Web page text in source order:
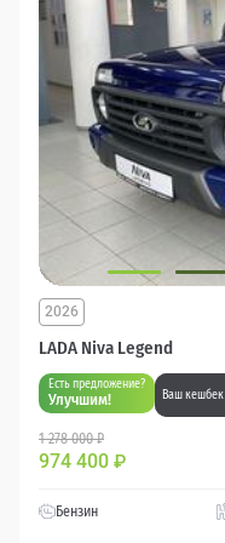
LADA Niva Legend
2026
Есть предложение?
Улучшим! Ваш кешбек
1 278 000 ₽
974 400 ₽
Бензин